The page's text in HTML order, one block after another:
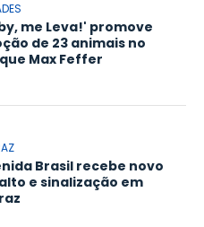
me Leva!' promove
de 23 animais no
Max Feffer
Brasil recebe novo
e sinalização em